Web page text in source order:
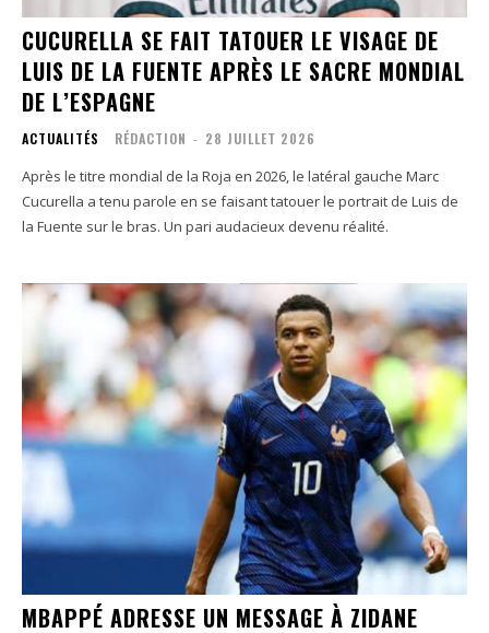
CUCURELLA SE FAIT TATOUER LE VISAGE DE
LUIS DE LA FUENTE APRÈS LE SACRE MONDIAL
DE L’ESPAGNE
ACTUALITÉS RÉDACTION - 28 JUILLET 2026
Après le titre mondial de la Roja en 2026, le latéral gauche Marc
Cucurella a tenu parole en se faisant tatouer le portrait de Luis de
la Fuente sur le bras. Un pari audacieux devenu réalité.
MBAPPÉ ADRESSE UN MESSAGE À ZIDANE